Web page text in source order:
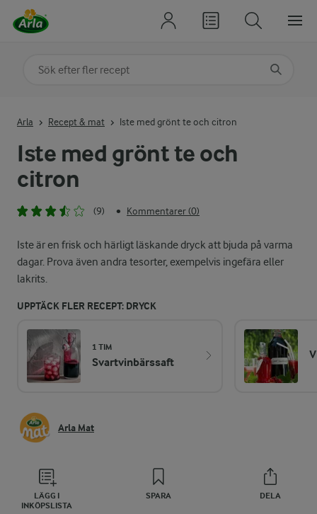
Iste med grönt te och
citron
(9) • Kommentarer (0)
Iste är en frisk och härligt läskande dryck att bjuda på varma
dagar. Prova även andra tesorter, exempelvis ingefära eller
lakrits.
UPPTÄCK FLER RECEPT: DRYCK
1 TIM
Svartvinbärssaft
Arla Mat
LÄGG I
INKÖPSLISTA
SPARA DELA
Arla Recept & mat Iste med grönt te och citron
Sök på kategori eller ingrediens